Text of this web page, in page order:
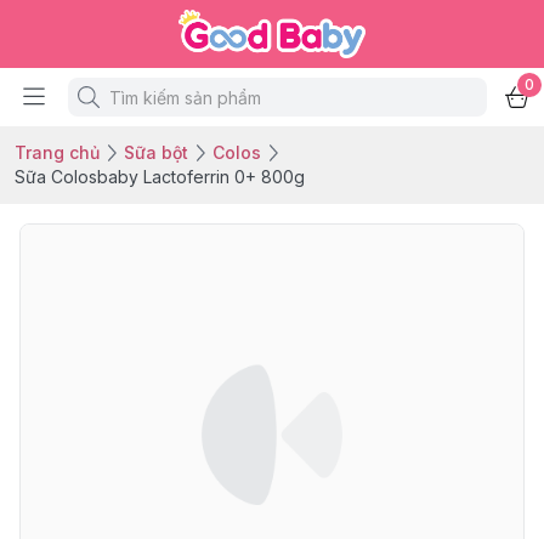
0
Trang chủ Sữa bột
Colos
Sữa Colosbaby Lactoferrin 0+ 800g